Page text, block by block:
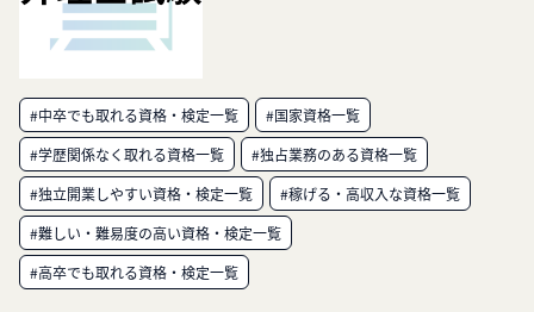
#中卒でも取れる資格・検定一覧
#国家資格一覧
#学歴関係なく取れる資格一覧
#独占業務のある資格一覧
#独立開業しやすい資格・検定一覧
#稼げる・高収入な資格一覧
#難しい・難易度の高い資格・検定一覧
#高卒でも取れる資格・検定一覧